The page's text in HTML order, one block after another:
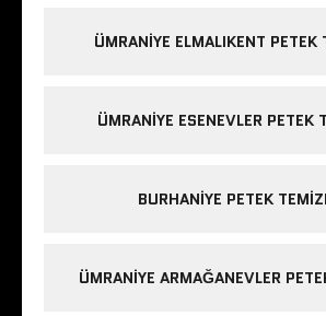
ÜMRANIYE ELMALIKENT PETEK
ÜMRANIYE ESENEVLER PETEK
BURHANIYE PETEK
ÜMRANIYE ARMAĞANEVLER